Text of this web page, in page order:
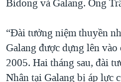
Bidong và Galang. Ông
“Đài tưởng niệm thuyền
Galang được dựng lên
2005. Hai tháng sau, đài
Nhân tại Galang bị áp lực